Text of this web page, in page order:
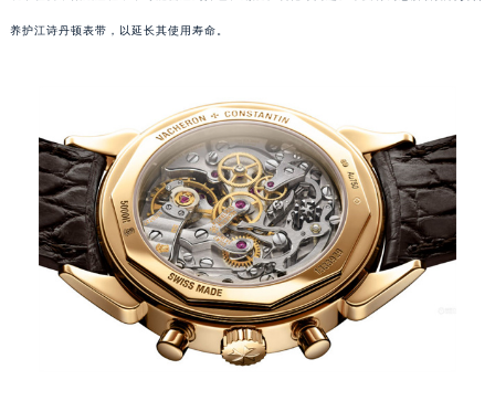
养护江诗丹顿表带，以延长其使用寿命。